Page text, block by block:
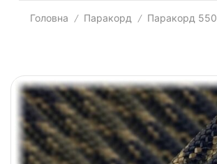
Головна / Паракорд / Паракорд 550